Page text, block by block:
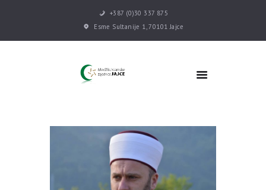
+387 (0)30 337 875
Esme Sultanije 1, 70101 Jajce
POČETNA
DŽEMATI
ASOCIJACIJE
USLUGE